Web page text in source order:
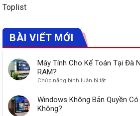
Toplist
BÀI VIẾT MỚI
Máy Tính Cho Kế Toán Tại Đà
RAM?
Chức năng bình luận bị tắtở
Tính
Cho
Windows Không Bản Quyền
Không?